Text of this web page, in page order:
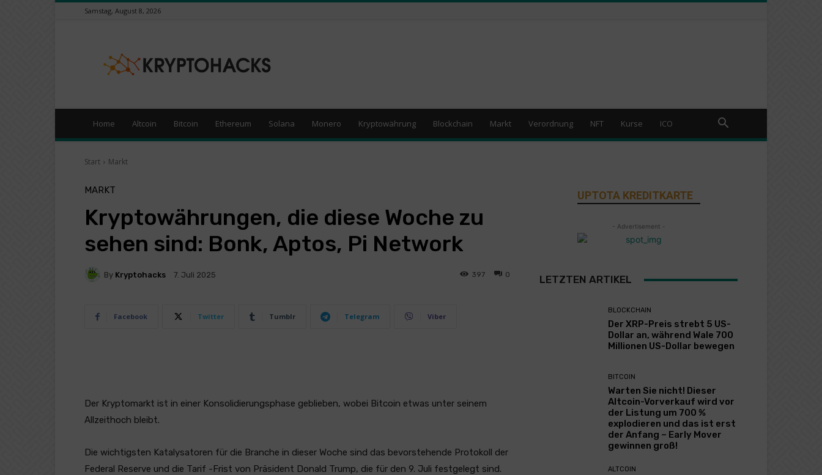
Samstag, August 8, 2026
–
Kryptowährungen
News
Portal
Home Altcoin Bitcoin Ethereum Solana Monero Kryptowährung Blockchain Markt Verordnung NFT Kurse ICO
Start Markt
MARKT
Kryptowährungen, die diese Woche zu
sehen sind: Bonk, Aptos, Pi Network
By Kryptohacks 7. Juli 2025 0
397
Facebook Twitter Tumblr Telegram Viber
Der Kryptomarkt ist in einer Konsolidierungsphase geblieben, wobei Bitcoin etwas unter seinem
Allzeithoch bleibt.
Die wichtigsten Katalysatoren für die Branche in dieser Woche sind das bevorstehende Protokoll der
Federal Reserve und die Tarif -Frist von Präsident Donald Trump, die für den 9. Juli festgelegt sind.
UPTOTA KREDITKARTE
- Advertisement -
LETZTEN ARTIKEL
BLOCKCHAIN
Der XRP-Preis strebt 5 US-
Dollar an, während Wale 700
Millionen US-Dollar bewegen
BITCOIN
Warten Sie nicht! Dieser
Altcoin-Vorverkauf wird vor
der Listung um 700 %
explodieren und das ist erst
der Anfang – Early Mover
gewinnen groß!
ALTCOIN